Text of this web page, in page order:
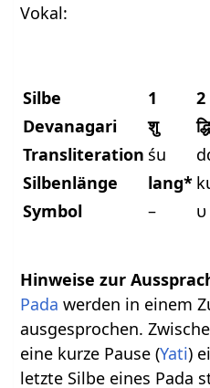
Vokal:
Silbe 1 2
Devanagari
शु द्धि
Transliteration śu
Silbenlänge
lang*
Symbol
– υ
Hinweise zur
Pada werden in einem
ausgesprochen.
eine kurze Pause (Yati)
letzte Silbe eines Pada